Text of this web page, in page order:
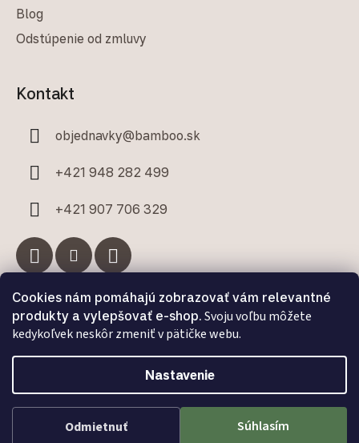
Cookies nám pomáhajú zobrazovať vám relevantné
produkty a vylepšovať e-shop. Svoju voľbu môžete
kedykoľvek neskôr zmeniť v pätičke webu.
Nastavenie
Odmietnuť Súhlasím
Blog
Odstúpenie od zmluvy
Kontakt
objednavky@bamboo.sk
+421 948 282 499
+421 907 706 329
Facebook
Vytvoril Shoptet Premium a Adatelier
Copyright 2026Bamboo.sk . Všetky práva vyhradené.